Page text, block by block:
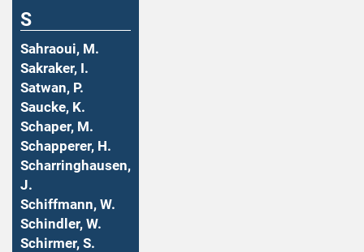
S
Sahraoui, M.
Sakraker, I.
Satwan, P.
Saucke, K.
Schaper, M.
Schapperer, H.
Scharringhausen,
J.
Schiffmann, W.
Schindler, W.
Schirmer, S.